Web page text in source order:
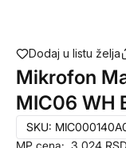
Dodaj u listu želja
Mikrofon
MIC06 WH
SKU:
MP cena: 3.024 RSD